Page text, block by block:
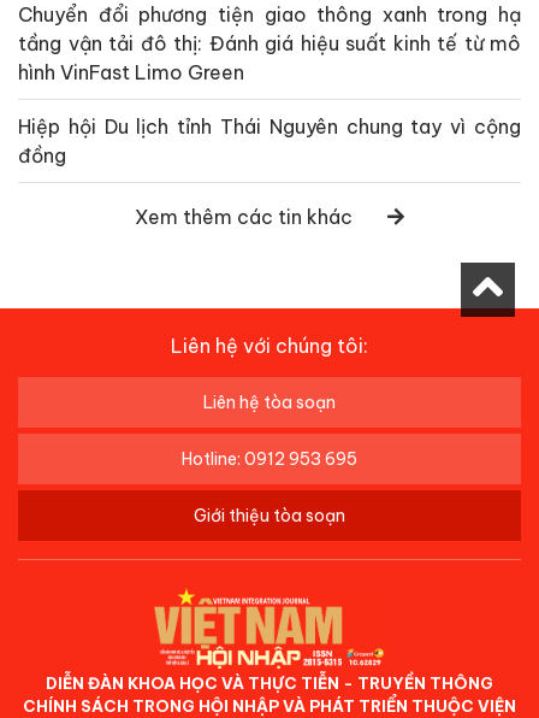
Chuyển đổi phương tiện giao thông xanh trong hạ
tầng vận tải đô thị: Đánh giá hiệu suất kinh tế từ mô
hình VinFast Limo Green
Hiệp hội Du lịch tỉnh Thái Nguyên chung tay vì cộng
đồng
Xem thêm các tin khác
Liên hệ với chúng tôi:
Liên hệ tòa soạn
Hotline: 0912 953 695
Giới thiệu tòa soạn
DIỄN ĐÀN KHOA HỌC VÀ THỰC TIỄN - TRUYỀN THÔNG
CHÍNH SÁCH TRONG HỘI NHẬP VÀ PHÁT TRIỂN THUỘC VIỆN